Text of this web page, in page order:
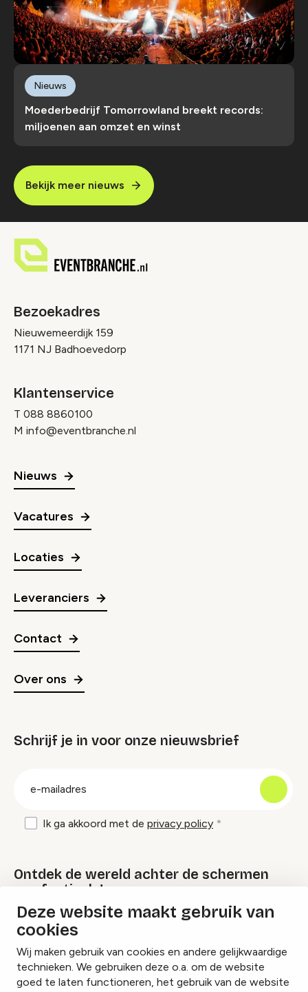
Deze website maakt gebruik van
cookies
Wij maken gebruik van cookies en andere gelijkwaardige
technieken. We gebruiken deze o.a. om de website
goed te laten functioneren, het gebruik van de website
Moederbedrijf Tomorrowland breekt records:
miljoenen aan omzet en winst
Nieuws
Bekijk meer nieuws
Bezoekadres
Nieuwemeerdijk 159
1171 NJ Badhoevedorp
Klantenservice
T 088 8860100
M info@eventbranche.nl
Nieuws
Vacatures
Locaties
Leveranciers
Contact
Over ons
Schrijf je in voor onze nieuwsbrief
Ik ga akkoord met de privacy policy
Ontdek de wereld achter de schermen
van festivals!
Lees onze Festival Specials